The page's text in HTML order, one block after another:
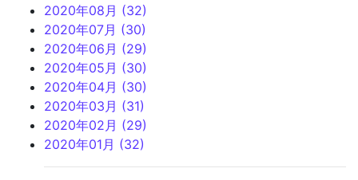
2020年08月 (32)
2020年07月 (30)
2020年06月 (29)
2020年05月 (30)
2020年04月 (30)
2020年03月 (31)
2020年02月 (29)
2020年01月 (32)